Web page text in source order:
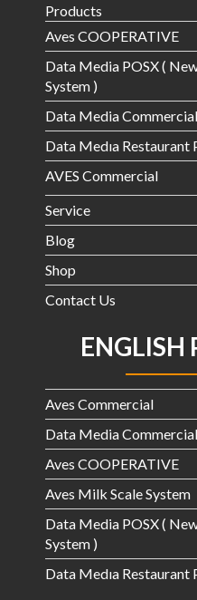
Products
Aves COOPERATIVE
Data Media POSX (
System )
Data Media
Data Medıa Restaurant
AVES Commercial
Service
Blog
Shop
Contact Us
ENGLISH
Aves Commercial
Data Media
Aves COOPERATIVE
Aves Milk Scale System
Data Media POSX (
System )
Data Medıa Restaurant